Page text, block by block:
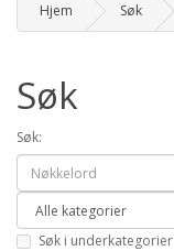
Hjem Søk
Søk
Søk:
Søk i underkategorier